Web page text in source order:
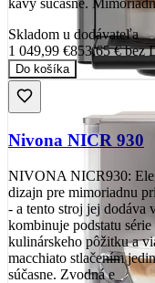
kávy súčasne.
Skladom u dodávateľa
1 049,99 €853,65 €bez
Do košíka
Nivona NICR 930
NIVONA NICR930:
dizajn pre mimoriadnu
- a tento stroj jej dodáva
kombinuje podstatu
kulinárskeho pôžitku a
macchiato stlačením
súčasne. Zvodná e